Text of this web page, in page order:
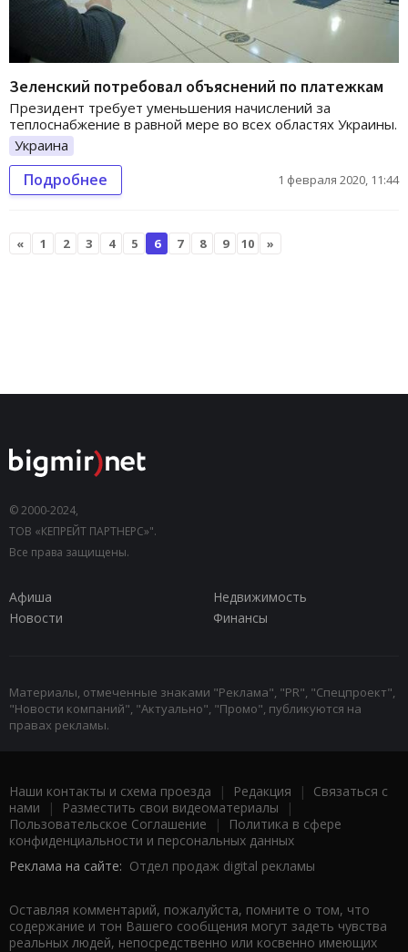
Зеленский потребовал объяснений по платежкам
Президент требует уменьшения начислений за
теплоснабжение в равной мере во всех областях Украины.
Украина
Подробнее 1 февраля 2020, 11:44
« 1 2 3 4 5 6 7 8 9 10 »
© 2000-2024,
ТОВ «КЕПРЕЙТ ПАРТНЕРС»".
Все права защищены.
Афиша
Недвижимость
Новости
Финансы
Материалы, отмеченные знаками "Реклама", "PR", "Спецпроект",
"Новости компаний", "Актуально", "Промо", публикуются на
правах рекламы.
Наши контакты и схема проезда | Редакция | Связаться с
нами | Разместить свои видеоматериалы |
Пользовательское Соглашение |
Политика в сфере
конфиденциальности и персональных данных
Реклама на сайте: Отдел продаж digital рекламы
Оставляя комментарий, пожалуйста, помните о том, что
содержание и тон Вашего сообщения могут задеть чувства
реальных людей, непосредственно или косвенно имеющих